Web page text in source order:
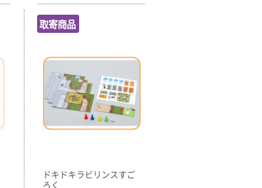
取寄商品
ドキドキラビリンスすご
ろく